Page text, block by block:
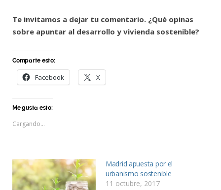
Te invitamos a dejar tu comentario. ¿Qué opinas
sobre apuntar al desarrollo y vivienda sostenible?
Comparte esto:
Facebook X
Me gusta esto:
Cargando...
Madrid apuesta por el
urbanismo sostenible
11 octubre, 2017